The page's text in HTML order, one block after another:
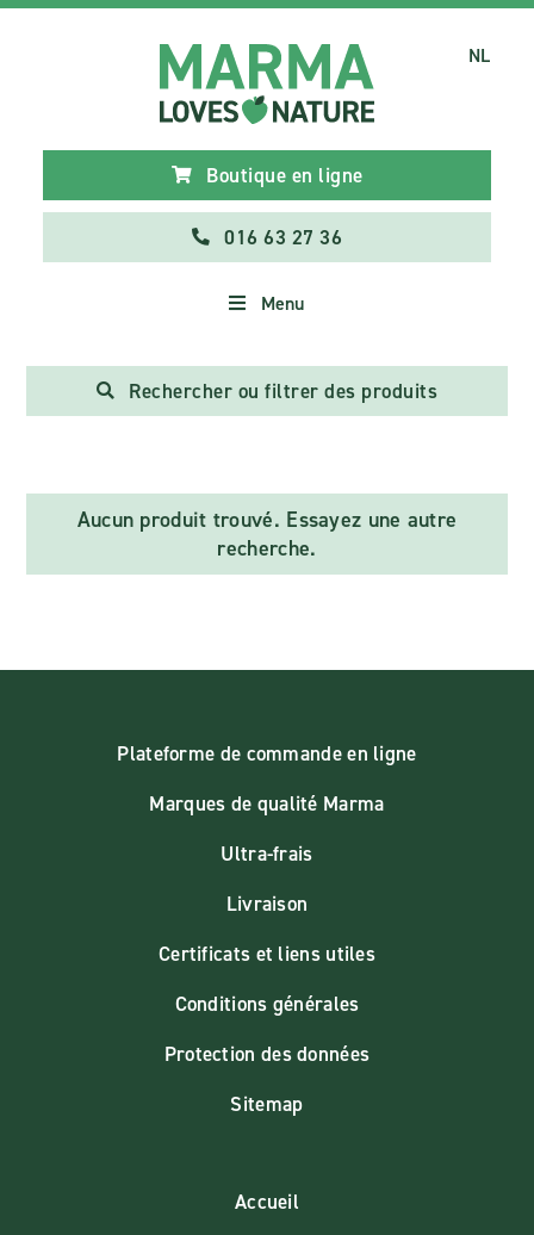
Boutique en ligne
016 63 27 36
Menu
NL
Rechercher ou filtrer des produits
Aucun produit trouvé. Essayez une autre
recherche.
Plateforme de commande en ligne
Marques de qualité Marma
Ultra-frais
Livraison
Certificats et liens utiles
Conditions générales
Protection des données
Sitemap
Accueil